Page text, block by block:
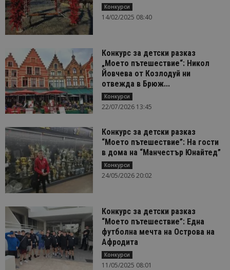
Конкурси
14/02/2025 08:40
Конкурс за детски разказ
„Моето пътешествие“: Никол
Йовчева от Козлодуй ни
отвежда в Брюж...
Конкурси
22/07/2026 13:45
Конкурс за детски разказ
“Моето пътешествие”: На гости
в дома на “Манчестър Юнайтед”
Конкурси
24/05/2026 20:02
Конкурс за детски разказ
“Моето пътешествие”: Една
футболна мечта на Острова на
Афродита
Конкурси
11/05/2025 08:01